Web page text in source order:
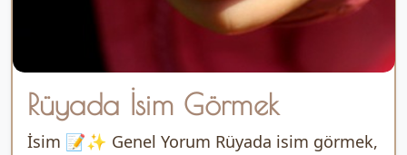
Rüyada İsim Görmek
İsim 📝✨ Genel Yorum Rüyada isim görmek,